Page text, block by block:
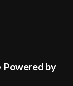
Powered by